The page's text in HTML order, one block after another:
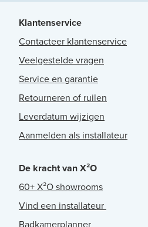
Klantenservice
Contacteer klantenservice
Veelgestelde vragen
Service en garantie
Retourneren of ruilen
Leverdatum wijzigen
Aanmelden als installateur
De kracht van X²O
60+ X²O showrooms
Vind een installateur
Badkamerplanner